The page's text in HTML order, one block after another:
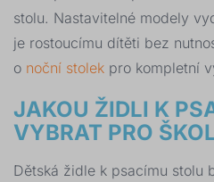
stolu. Nastavitelné modely
je rostoucímu dítěti bez
o noční stolek pro kompletní
JAKOU ŽIDLI K
VYBRAT PRO
Dětská židle k psacímu stolu